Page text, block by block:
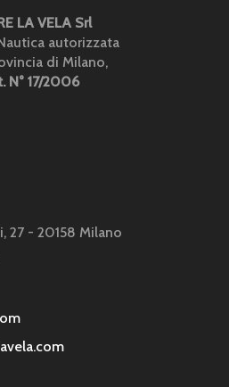
LA VELA Srl
autorizzata
di Milano,
N° 17/2006
27 - 20158 Milano